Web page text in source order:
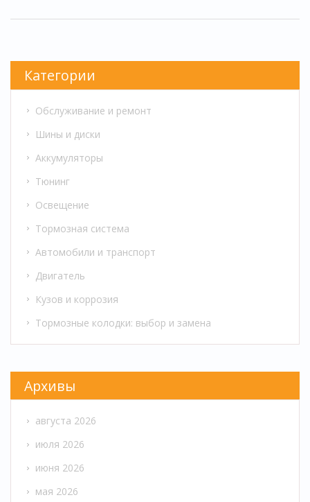
Категории
Обслуживание и ремонт
Шины и диски
Аккумуляторы
Тюнинг
Освещение
Тормозная система
Автомобили и транспорт
Двигатель
Кузов и коррозия
Тормозные колодки: выбор и замена
Архивы
августа 2026
июля 2026
июня 2026
мая 2026